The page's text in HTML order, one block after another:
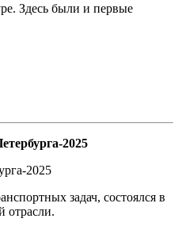
Здесь были и первые
2025
2025
задач, состоялся в
отрасли.